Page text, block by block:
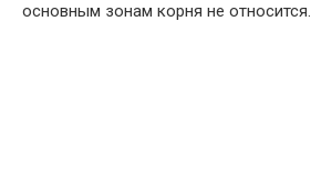
основным зонам корня не относится.